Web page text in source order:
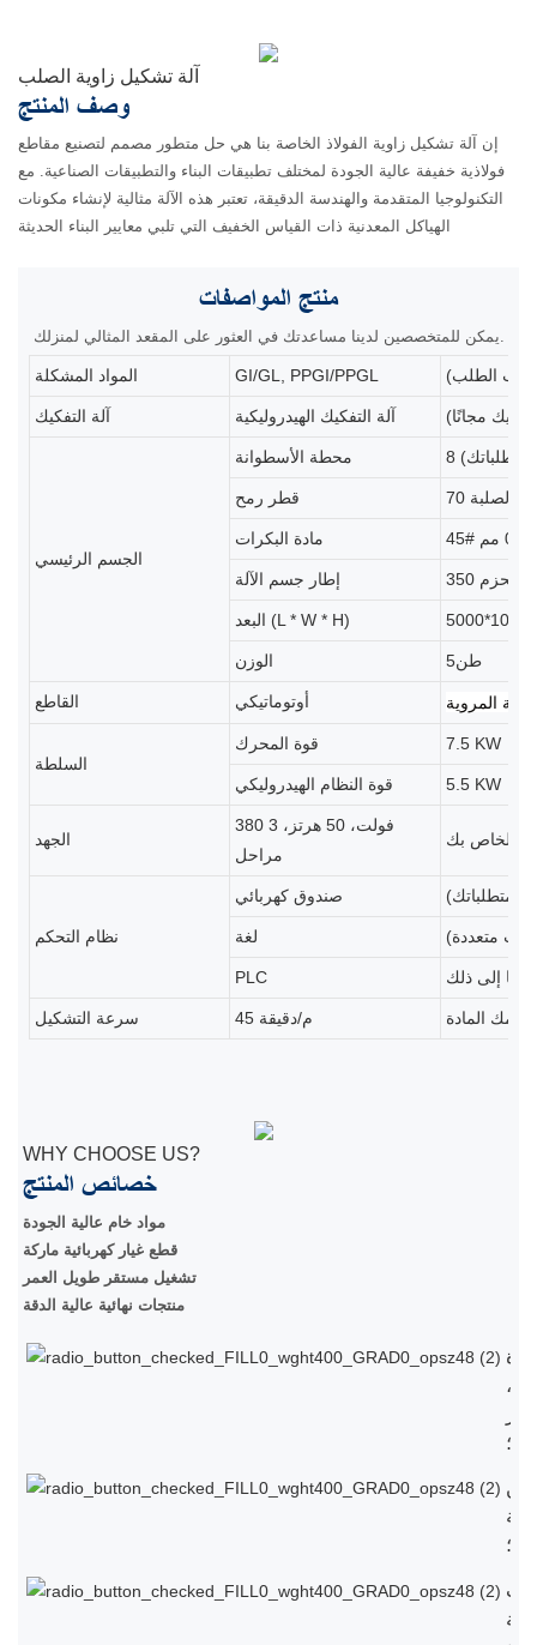
آلة تشكيل زاوية الصلب
وصف المنتج
إن آلة تشكيل زاوية الفولاذ الخاصة بنا هي حل متطور مصمم لتصنيع مقاطع
فولاذية خفيفة عالية الجودة لمختلف تطبيقات البناء والتطبيقات الصناعية. مع
التكنولوجيا المتقدمة والهندسة الدقيقة، تعتبر هذه الآلة مثالية لإنشاء مكونات
منتج المواصفات
المواد المشكلة GI/GL, PPGI/PPGL
آلة التفكيك آلة التفكيك الهيدروليكية مجانًا)
الجسم الرئيسي
محطة الأسطوانة
قطر رمح الصلبة
مادة البكرات
إطار جسم الآلة 350 ح الحزم
البعد (L * W * H)
الوزن طن5
القاطع أوتوماتيكي
السلطة
قوة المحرك 7.5 KW
قوة النظام الهيدروليكي 5.5 KW
الجهد
380 فولت، 50 هرتز، 3
مراحل
الخاص بك
نظام التحكم
صندوق كهربائي متطلباتك)
لغة لغات متعددة)
PLC
سرعة التشكيل 45 م/دقيقة
WHY CHOOSE US?
خصائص المنتج
مواد خام عالية الجودة
قطع غيار كهربائية ماركة
تشغيل مستقر طويل العمر
منتجات نهائية عالية الدقة
لغة